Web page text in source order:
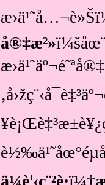
å®‡æ²»ï¼šåœ¨
ä¼è¦‹ç¨²è·ï¼†